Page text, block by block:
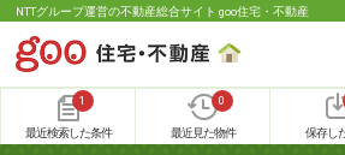
NTTグループ運営の不動産総合サイト goo住宅・不動産
1
最近検索した条件
0
最近見た物件 保存し